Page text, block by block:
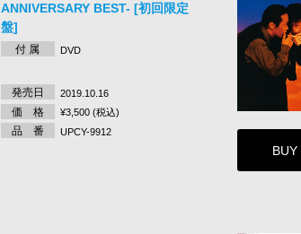
ANNIVERSARY BEST- [初回限定
盤]
付 属 DVD
発売日 2019.10.16
価 格 ¥3,500 (税込)
品 番 UPCY-9912
BUY